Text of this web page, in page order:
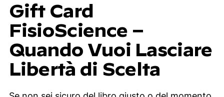
Gift Card
FisioScience –
Quando Vuoi Lasciare
Libertà di Scelta